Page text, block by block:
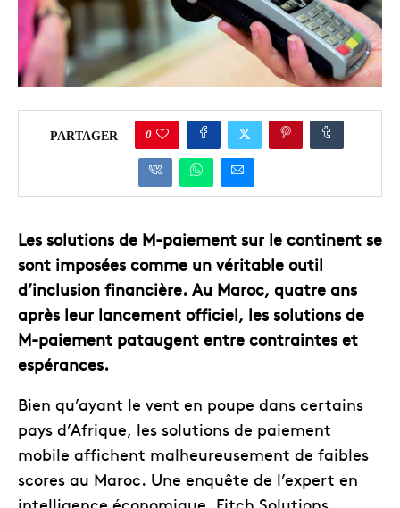
PARTAGER 0
Les solutions de M-paiement sur le continent se
sont imposées comme un véritable outil
d’inclusion financière. Au Maroc, quatre ans
après leur lancement officiel, les solutions de
M-paiement pataugent entre contraintes et
espérances.
Bien qu’ayant le vent en poupe dans certains
pays d’Afrique, les solutions de paiement
mobile affichent malheureusement de faibles
scores au Maroc. Une enquête de l’expert en